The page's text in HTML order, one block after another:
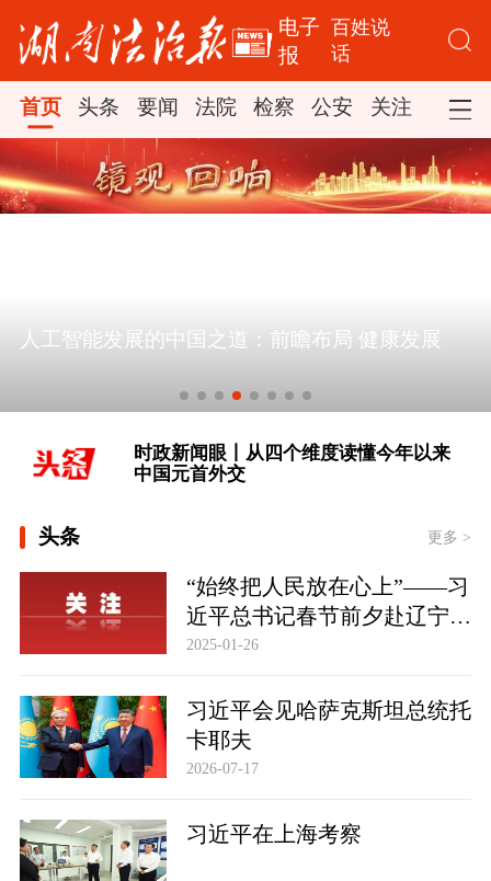
电子
报
百姓说
话
首页 头条 要闻 法院 检察 公安 关注 司法
人工智能发展的中国之道：前瞻布局 健康发展
[学习·知行丨“敦煌，我心向往之”]
时政新闻眼丨从四个维度读懂今年以来
中国元首外交
[学习·知行丨“敦煌，我心向往之”]
时政新闻眼丨从四个维度读懂今年以来
头条 更多 >
“始终把人民放在心上”——习
近平总书记春节前夕赴辽宁看
望慰问基层干部群众纪实
2025-01-26
习近平会见哈萨克斯坦总统托
卡耶夫
2026-07-17
习近平在上海考察